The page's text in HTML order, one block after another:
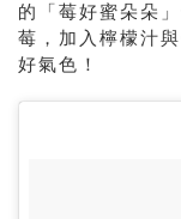
的「莓好蜜朵朵
莓，加入檸檬汁
好氣色！